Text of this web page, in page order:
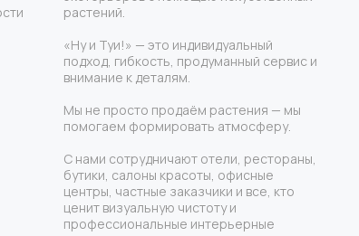
растений.
«Ну и Туи!» — это индивидуальный
подход, гибкость, продуманный сервис и
внимание к деталям.
Мы не просто продаём растения — мы
помогаем формировать атмосферу.
С нами сотрудничают отели, рестораны,
бутики, салоны красоты, офисные
центры, частные заказчики и все, кто
ценит визуальную чистоту и
профессиональные интерьерные